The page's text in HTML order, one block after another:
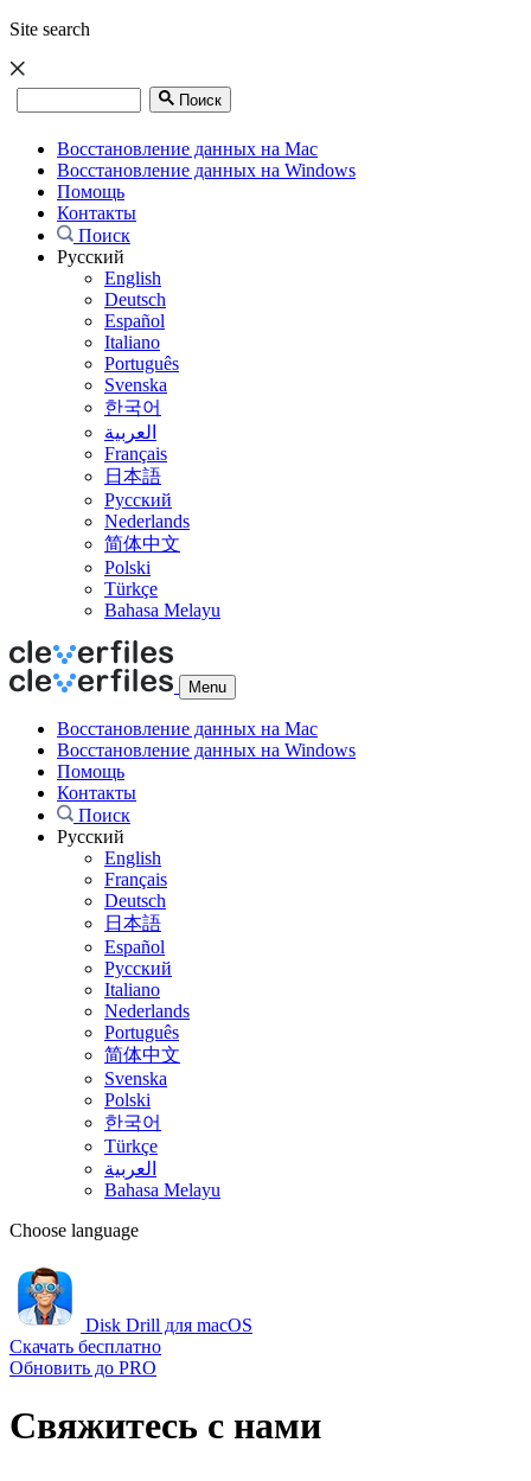
Site search
Поиск
Восстановление данных на Mac
Восстановление данных на Windows
Помощь
Контакты
Поиск
Русский
English
Deutsch
Español
Italiano
Português
Svenska
한국어
العربية
Français
日本語
Русский
Nederlands
简体中文
Polski
Türkçe
Bahasa Melayu
Menu
Восстановление данных на Mac
Восстановление данных на Windows
Помощь
Контакты
Поиск
Русский
English
Français
Deutsch
日本語
Español
Русский
Italiano
Nederlands
Português
简体中文
Svenska
Polski
한국어
Türkçe
العربية
Bahasa Melayu
Choose language
Disk Drill для macOS
Скачать бесплатно
Обновить до PRO
Свяжитесь с нами